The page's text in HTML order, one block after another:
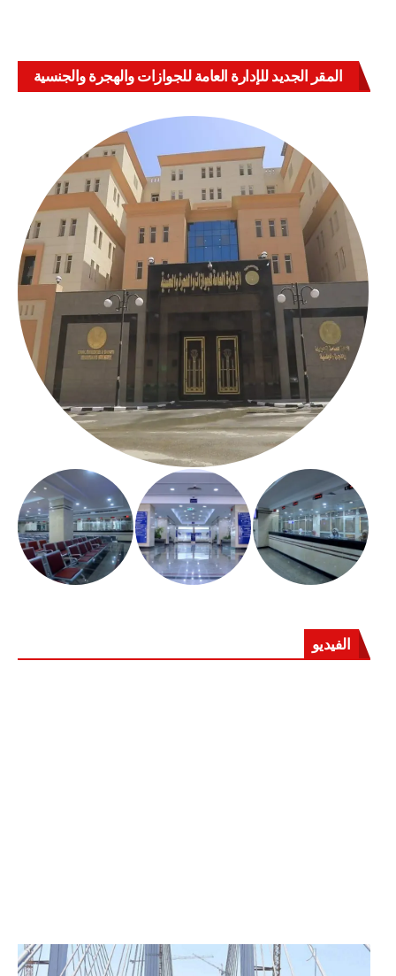
المقر الجديد للإدارة العامة للجوازات والهجرة والجنسية
الفيديو
الرئيس عبد الفتاح السيسي يفتتح محور روض الفرج